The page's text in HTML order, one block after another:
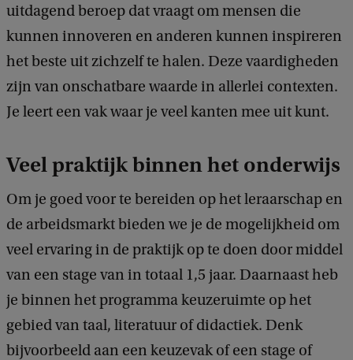
uitdagend beroep dat vraagt om mensen die
kunnen innoveren en anderen kunnen inspireren
het beste uit zichzelf te halen. Deze vaardigheden
zijn van onschatbare waarde in allerlei contexten.
Je leert een vak waar je veel kanten mee uit kunt.
Veel praktijk binnen het onderwijs
Om je goed voor te bereiden op het leraarschap en
de arbeidsmarkt bieden we je de mogelijkheid om
veel ervaring in de praktijk op te doen door middel
van een stage van in totaal 1,5 jaar. Daarnaast heb
je binnen het programma keuzeruimte op het
gebied van taal, literatuur of didactiek. Denk
bijvoorbeeld aan een keuzevak of een stage of